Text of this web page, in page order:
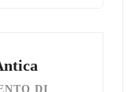
DI